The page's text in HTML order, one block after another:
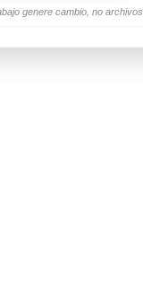
genere cambio, no archivos.